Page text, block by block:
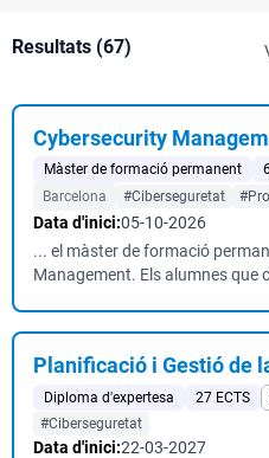
Resultats (67)
Cybersecurity
Màster de formació permanent
Barcelona
#Ciberseguretat
Data d'inici:05-10-2026
... el màster de formació
Management. Els alumnes que
Planificació i Gestió de
Diploma d'expertesa 27 ECTS
#Ciberseguretat
Data d'inici:22-03-2027